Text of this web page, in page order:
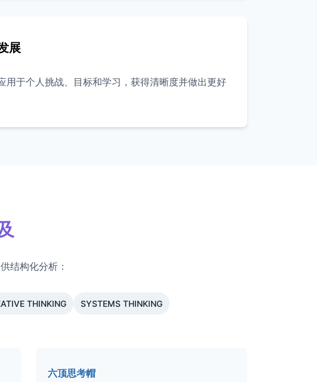
展
用于个人挑战、目标和学习，获得清晰度并做出更好
结构化分析：
THINKING SYSTEMS THINKING
六顶思考帽